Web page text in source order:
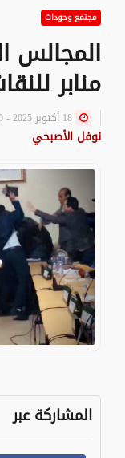
مجتمع وحوداث
المجالس
منابر
نوفل الأصبحي
المشاركة عبر